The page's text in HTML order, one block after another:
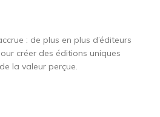
: de plus en plus d’éditeurs
créer des éditions uniques
la valeur perçue.